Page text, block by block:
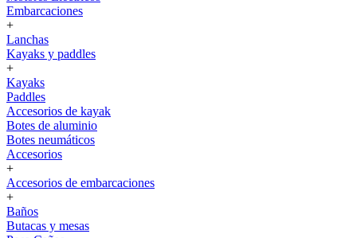
Embarcaciones
+
Lanchas
Kayaks y paddles
+
Kayaks
Paddles
Accesorios de kayak
Botes de aluminio
Botes neumáticos
Accesorios
+
Accesorios de embarcaciones
+
Baños
Butacas y mesas